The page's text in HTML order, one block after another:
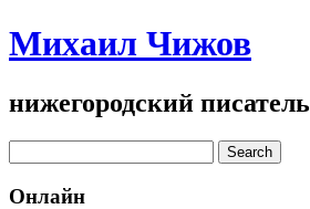
Михаил Чижов
нижегородский писатель
Онлайн